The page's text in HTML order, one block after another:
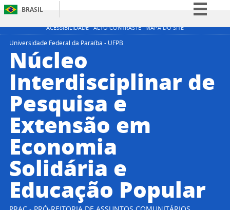
ACESSIBILIDADE ALTO CONTRASTE MAPA DO SITE
BRASIL
Simplifique!
Acesso à informação
Legislação
Universidade Federal da Paraíba - UFPB
Núcleo
Interdisciplinar de
Pesquisa e
Extensão em
Economia
Solidária e
Educação Popular